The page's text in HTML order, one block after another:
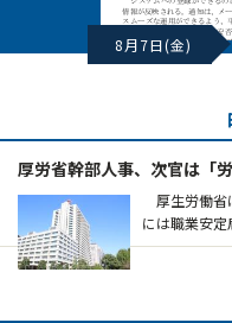
8月7日(金)
厚労省幹部人事、次官は「
厚生労働省
には職業安